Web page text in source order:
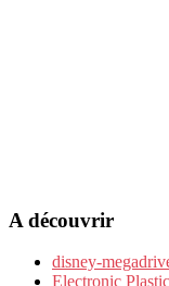
A découvrir
disney-
Electronic Plastic